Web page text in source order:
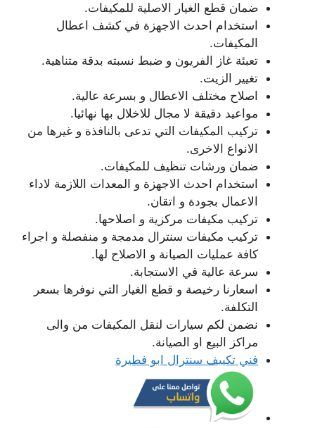
ضمان قطع الغيار الاصلية للمكيفات.
استخدام احدث الاجهزة في كشف اعطال
المكيفات.
تعبئة غاز الفريون و ضبط نسبته بدقة متناهية.
تغيير الزيت.
اصلاح مختلف الاعطال و بسرعة عالية.
مواعيد دقيقة لا مجال للاخلال بها نهائيا.
تركيب المكيفات التي تدعى بالنافذة و غيرها من
الانواع الاخرى.
ضمان ورشات تنظيف للمكيفات.
استخدام احدث الاجهزة و المعدات اللازمة لاداء
الاعمال بجودة و اتقان.
تركيب مكيفات مركزية و اصلاحها.
تركيب مكيفات سنترال مدمجة و منفصلة و اجراء
كافة عمليات الصيانة و الاصلاح لها.
سرعة عالية في الاستجابة.
اسعارنا رخيصة و قطع الغيار التي نوفرها بسعر
التكلفة.
نضمن لكم سيارات لنقل المكيفات من والى
مراكز البيع او الصيانة.
فني تكييف سنترال ابو فطيرة